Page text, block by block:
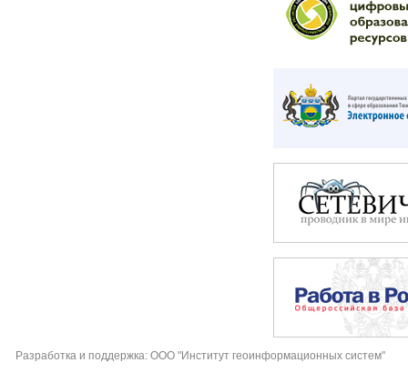
Разработка и поддержка: ООО "Институт геоинформационных систем"